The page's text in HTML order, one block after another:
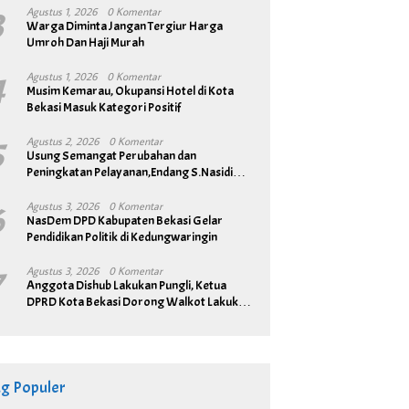
Agustus 1, 2026 0 Komentar
Warga Diminta Jangan Tergiur Harga
Umroh Dan Haji Murah
Agustus 1, 2026 0 Komentar
Musim Kemarau, Okupansi Hotel di Kota
Bekasi Masuk Kategori Positif
Agustus 2, 2026 0 Komentar
Usung Semangat Perubahan dan
Peningkatan Pelayanan,Endang S.Nasidi
Agustus 3, 2026 0 Komentar
NasDem DPD Kabupaten Bekasi Gelar
Pendidikan Politik di Kedungwaringin
Agustus 3, 2026 0 Komentar
Anggota Dishub Lakukan Pungli, Ketua
DPRD Kota Bekasi Dorong Walkot Lakukan
Populer